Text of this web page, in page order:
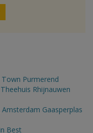
Purmerend
Rhijnauwen
Gaasperplas
Best